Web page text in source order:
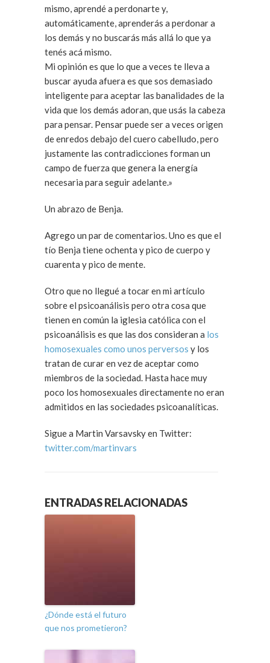
mismo, aprendé a perdonarte y,
automáticamente, aprenderás a perdonar a
los demás y no buscarás más allá lo que ya
tenés acá mismo.
Mi opinión es que lo que a veces te lleva a
buscar ayuda afuera es que sos demasiado
inteligente para aceptar las banalidades de la
vida que los demás adoran, que usás la cabeza
para pensar. Pensar puede ser a veces origen
de enredos debajo del cuero cabelludo, pero
justamente las contradicciones forman un
campo de fuerza que genera la energía
necesaria para seguir adelante.»
Un abrazo de Benja.
Agrego un par de comentarios. Uno es que el
tío Benja tiene ochenta y pico de cuerpo y
cuarenta y pico de mente.
Otro que no llegué a tocar en mi artículo
sobre el psicoanálisis pero otra cosa que
tienen en común la iglesia católica con el
psicoanálisis es que las dos consideran a los
homosexuales como unos perversos y los
tratan de curar en vez de aceptar como
miembros de la sociedad. Hasta hace muy
poco los homosexuales directamente no eran
admitidos en las sociedades psicoanalíticas.
Sigue a Martin Varsavsky en Twitter:
twitter.com/martinvars
ENTRADAS RELACIONADAS
¿Dónde está el futuro
que nos prometieron?